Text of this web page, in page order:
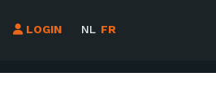
LOGIN NL FR